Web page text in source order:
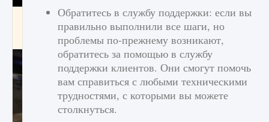
Как получить Thunder Egg в Stardew Valley
9 августа 2024
Обратитесь в службу поддержки: если вы
правильно выполнили все шаги, но
проблемы по-прежнему возникают,
обратитесь за помощью в службу
поддержки клиентов. Они смогут помочь
вам справиться с любыми техническими
трудностями, с которыми вы можете
столкнуться.